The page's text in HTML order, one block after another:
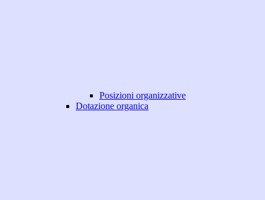
Posizioni organizzative
Dotazione organica